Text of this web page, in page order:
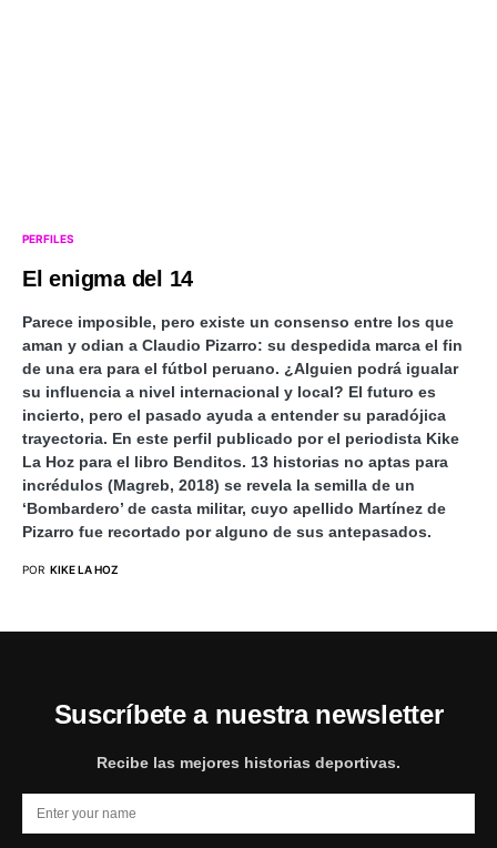
PERFILES
El enigma del 14
Parece imposible, pero existe un consenso entre los que
aman y odian a Claudio Pizarro: su despedida marca el fin
de una era para el fútbol peruano. ¿Alguien podrá igualar
su influencia a nivel internacional y local? El futuro es
incierto, pero el pasado ayuda a entender su paradójica
trayectoria. En este perfil publicado por el periodista Kike
La Hoz para el libro Benditos. 13 historias no aptas para
incrédulos (Magreb, 2018) se revela la semilla de un
‘Bombardero’ de casta militar, cuyo apellido Martínez de
Pizarro fue recortado por alguno de sus antepasados.
POR KIKE LA HOZ
Suscríbete a nuestra newsletter
Recibe las mejores historias deportivas.